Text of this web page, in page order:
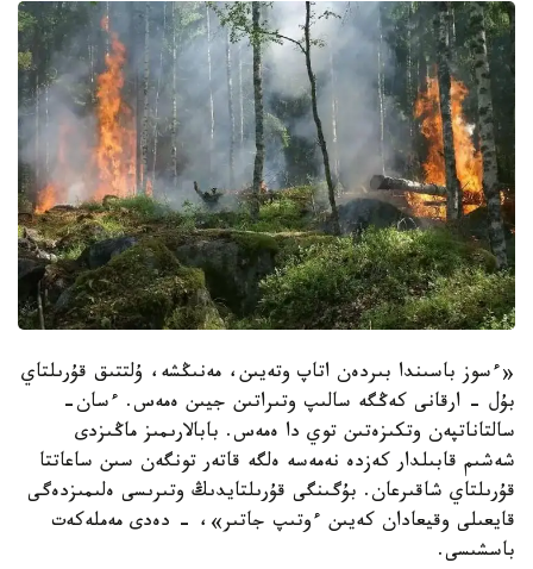
«ءسوز باسىندا بىردەن اتاپ وتەيىن، مەنىڭشە، ۇلتتىق قۇرىلتاي
بۇل - ارقانى كەڭگە سالىپ وتىراتىن جيىن ەمەس. ءسان-
سالتاناتپەن وتكىزەتىن توي دا ەمەس. بابالارىمىز ماڭىزدى
شەشىم قابىلدار كەزدە نەمەسە ەلگە قاتەر تونگەن سىن ساعاتتا
قۇرىلتاي شاقىرعان. بۇگىنگى قۇرىلتايدىڭ وتىرىسى ەلىمىزدەگى
قايعىلى وقيعادان كەيىن ءوتىپ جاتىر»، - دەدى مەملەكەت
باسشىسى.